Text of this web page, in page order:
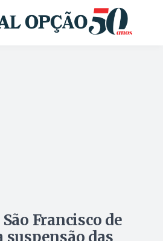
Francisco de
suspensão das